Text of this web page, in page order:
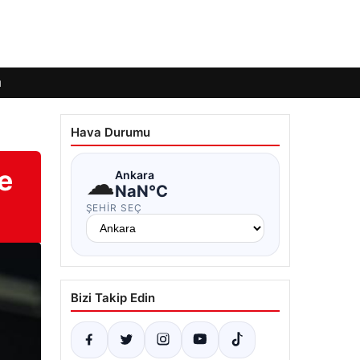
Hava Durumu
☁Ankara
NaN°C
ŞEHIR SEÇ
Bizi Takip Edin